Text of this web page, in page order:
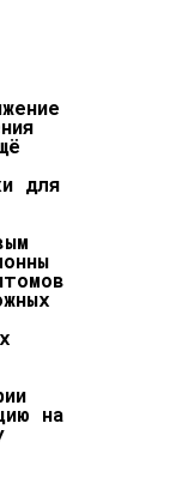
для
на